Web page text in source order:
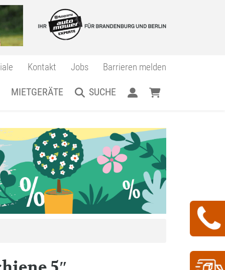
Kontakt Jobs Barrieren melden
MIETGERÄTE SUCHE